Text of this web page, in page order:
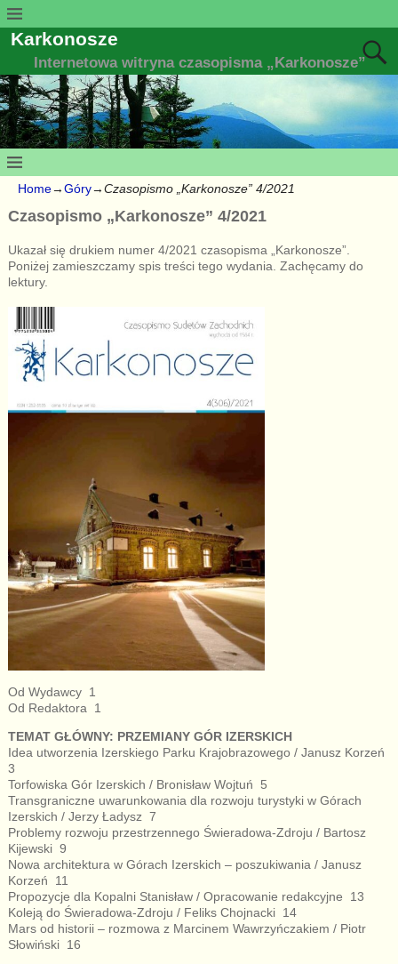
Karkonosze
Internetowa witryna czasopisma „Karkonosze”
Home→Góry→Czasopismo „Karkonosze” 4/2021
Czasopismo „Karkonosze” 4/2021
Ukazał się drukiem numer 4/2021 czasopisma „Karkonosze”.
Poniżej zamieszczamy spis treści tego wydania. Zachęcamy do
lektury.
Od Wydawcy 1
Od Redaktora 1
TEMAT GŁÓWNY: PRZEMIANY GÓR IZERSKICH
Idea utworzenia Izerskiego Parku Krajobrazowego / Janusz Korzeń
3
Torfowiska Gór Izerskich / Bronisław Wojtuń 5
Transgraniczne uwarunkowania dla rozwoju turystyki w Górach
Izerskich / Jerzy Ładysz 7
Problemy rozwoju przestrzennego Świeradowa-Zdroju / Bartosz
Kijewski 9
Nowa architektura w Górach Izerskich – poszukiwania / Janusz
Korzeń 11
Propozycje dla Kopalni Stanisław / Opracowanie redakcyjne 13
Koleją do Świeradowa-Zdroju / Feliks Chojnacki 14
Mars od historii – rozmowa z Marcinem Wawrzyńczakiem / Piotr
Słowiński 16